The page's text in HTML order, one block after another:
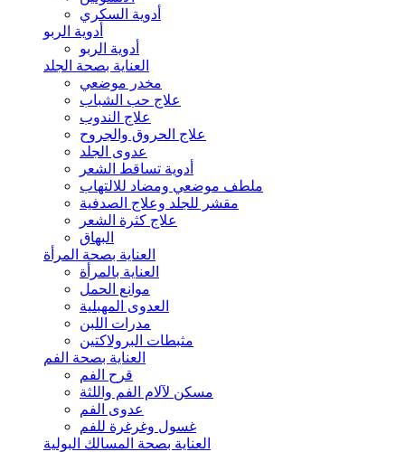
أدوية السكري
أدوية الربو
أدوية الربو
العناية بصحة الجلد
مخدر موضعي
علاج حب الشباب
علاج الندوب
علاج الحروق والجروح
عدوى الجلد
أدوية تساقط الشعر
ملطف موضعي ومضاد للالتهاب
مقشر للجلد وعلاج الصدفية
علاج كثرة الشعر
البهاق
العناية بصحة المرأة
العناية بالمرأة
موانع الحمل
العدوى المهبلية
مدرات اللبن
مثبطات البرولاكتين
العناية بصحة الفم
قرح الفم
مسكن لآلام الفم واللثة
عدوى الفم
غسول وغرغرة للفم
العناية بصحة المسالك البولية